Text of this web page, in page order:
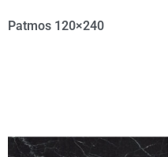
Patmos 120×240